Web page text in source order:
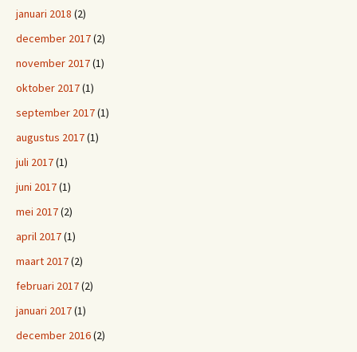
januari 2018 (2)
december 2017(2)
november 2017(1)
oktober 2017(1)
september 2017(1)
augustus 2017(1)
juli 2017(1)
juni 2017(1)
mei 2017(2)
april 2017(1)
maart 2017(2)
februari 2017(2)
januari 2017(1)
december 2016(2)